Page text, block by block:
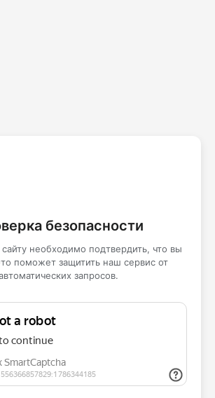
безопасности
необходимо подтвердить, что вы
поможет защитить наш сервис от
запросов.